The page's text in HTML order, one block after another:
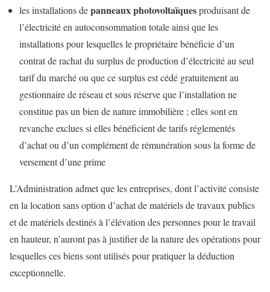
les installations depanneaux photovoltaïquesproduisant de
l’électricité en autoconsommation totale ainsi que les
installations pour lesquelles le propriétaire bénéficie d’un
contrat de rachat du surplus de production d’électricité au seul
tarif du marché ou que ce surplus est cédé gratuitement au
gestionnaire de réseau et sous réserve que l’installation ne
constitue pas un bien de nature immobilière ; elles sont en
revanche exclues si elles bénéficient de tarifs réglementés
d’achat ou d’un complément de rémunération sous la forme de
versement d’une prime
L’Administration admet que les entreprises, dont l’activité consiste
en la location sans option d’achat de matériels de travaux publics
et de matériels destinés à l’élévation des personnes pour le travail
en hauteur, n’auront pas à justifier de la nature des opérations pour
lesquelles ces biens sont utilisés pour pratiquer la déduction
exceptionnelle.